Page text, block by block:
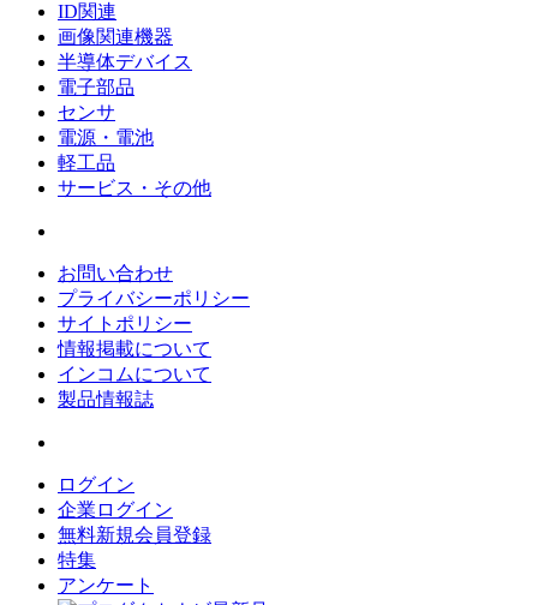
ID関連
画像関連機器
半導体デバイス
電子部品
センサ
電源・電池
軽工品
サービス・その他
お問い合わせ
プライバシーポリシー
サイトポリシー
情報掲載について
インコムについて
製品情報誌
ログイン
企業ログイン
無料新規会員登録
特集
アンケート